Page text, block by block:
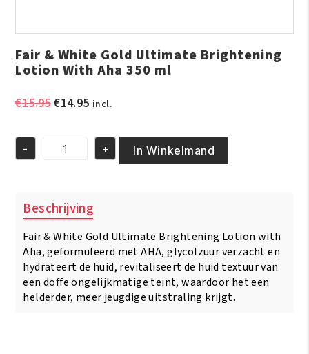
Fair & White Gold Ultimate Brightening
Lotion With Aha 350 ml
€15.95Oorspronkelijke
€15.95.
€14.95Huidige
is:
€14.95.
incl.
Fair
Ultimate
Brightening
Lotion
With
Aha
350
ml
- + In Winkelmand
Beschrijving
Fair & White Gold Ultimate Brightening Lotion with
Aha, geformuleerd met AHA, glycolzuur verzacht en
hydrateert de huid, revitaliseert de huid textuur van
een doffe ongelijkmatige teint, waardoor het een
helderder, meer jeugdige uitstraling krijgt.